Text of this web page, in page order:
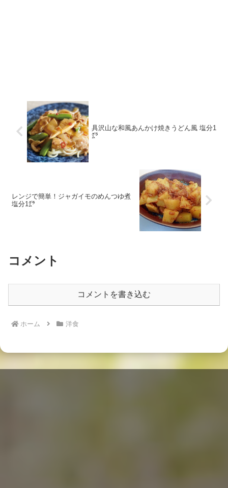
具沢山な和風あんかけ焼きうどん風 塩分1
㌘
レンジで簡単！ジャガイモのめんつゆ煮
塩分1㌘
コメント
コメントを書き込む
ホーム 洋食